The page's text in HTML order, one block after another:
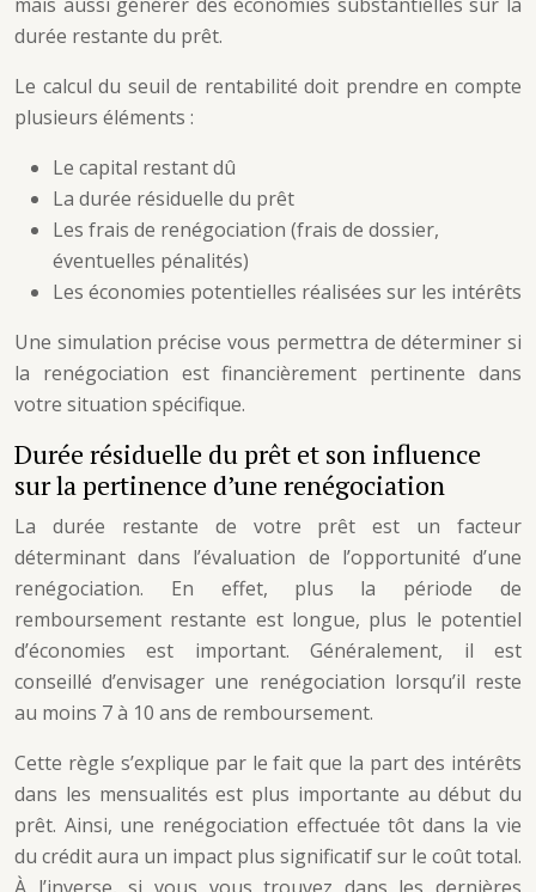
durée restante du prêt.
Le calcul du seuil de rentabilité doit prendre en compte
plusieurs éléments :
Le capital restant dû
La durée résiduelle du prêt
Les frais de renégociation (frais de dossier,
éventuelles pénalités)
Les économies potentielles réalisées sur les intérêts
Une simulation précise vous permettra de déterminer si
la renégociation est financièrement pertinente dans
votre situation spécifique.
Durée résiduelle du prêt et son influence
sur la pertinence d’une renégociation
La durée restante de votre prêt est un facteur
déterminant dans l’évaluation de l’opportunité d’une
renégociation. En effet, plus la période de
remboursement restante est longue, plus le potentiel
d’économies est important. Généralement, il est
conseillé d’envisager une renégociation lorsqu’il reste
au moins 7 à 10 ans de remboursement.
Cette règle s’explique par le fait que la part des intérêts
dans les mensualités est plus importante au début du
prêt. Ainsi, une renégociation effectuée tôt dans la vie
du crédit aura un impact plus significatif sur le coût total.